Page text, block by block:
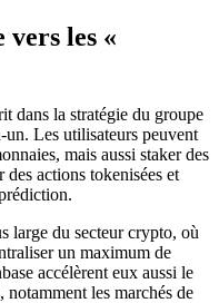
vers les «
dans la stratégie du groupe
Les utilisateurs peuvent
mais aussi staker des
des actions tokenisées et
large du secteur crypto, où
un maximum de
accélèrent eux aussi le
les marchés de